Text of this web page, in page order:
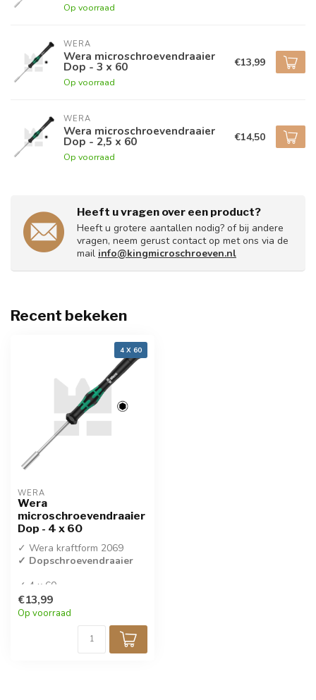
Op voorraad
WERA
Wera microschroevendraaier
Dop - 3 x 60
Op voorraad
€13,99
WERA
Wera microschroevendraaier
Dop - 2,5 x 60
Op voorraad
€14,50
Heeft u vragen over een product?
Heeft u grotere aantallen nodig? of bij andere
vragen, neem gerust contact op met ons via de
mail info@kingmicroschroeven.nl
Recent bekeken
4 X 60
WERA
Wera
microschroevendraaier
Dop - 4 x 60
✓ Wera kraftform 2069
✓ Dopschroevendraaier
✓ 4 x 60
✓ Per stuk verkocht
€13,99
Op voorraad